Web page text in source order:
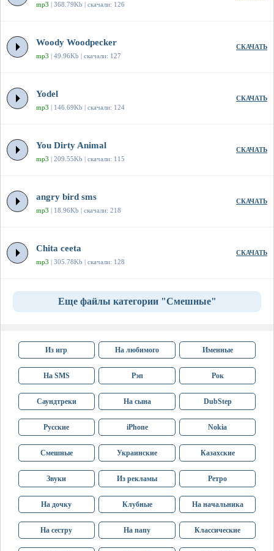
mp3 | 368.79Kb | скачали: 126
Woody Woodpecker
mp3 | 49.96Kb | скачали: 127
СКАЧАТЬ
Yodel
mp3 | 146.69Kb | скачали: 124
СКАЧАТЬ
You Dirty Animal
mp3 | 209.55Kb | скачали: 115
СКАЧАТЬ
angry bird sms
mp3 | 18.96Kb | скачали: 218
СКАЧАТЬ
Chita ceeta
mp3 | 305.78Kb | скачали: 128
СКАЧАТЬ
Еще файлы категории "Смешные"
Из игр На любимого Именные
На SMS Рэп Рок
Саундтреки На сына DubStep
Русские iPhone Nokia
Смешные Украинские Казахские
Звуки Из рекламы Ретро
На дочку Клубные На начальника
На сестру На папу Классические